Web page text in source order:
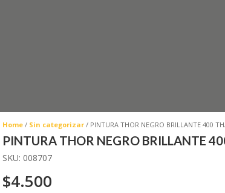
Home/ Sin categorizar/ PINTURA THOR NEGRO BRILLANTE 400
PINTURA THOR NEGRO BRILLANTE
SKU: 008707
$4.500